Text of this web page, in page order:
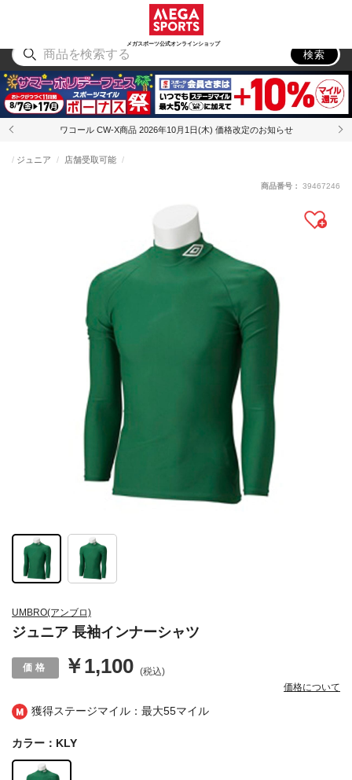
メガスポーツ公式オンラインショップ
アウトドア
検索
ワコール CW-X商品 2026年10月1日(木) 価格改定のお知らせ
獲得ステージマイル：最大55マイル
UMBRO(アンブロ)
ジュニア 長袖インナーシャツ
ジュニア 店舗受取可能
￥1,100 (税込)
価格について
商品番号： 39467246
カラー：KLY